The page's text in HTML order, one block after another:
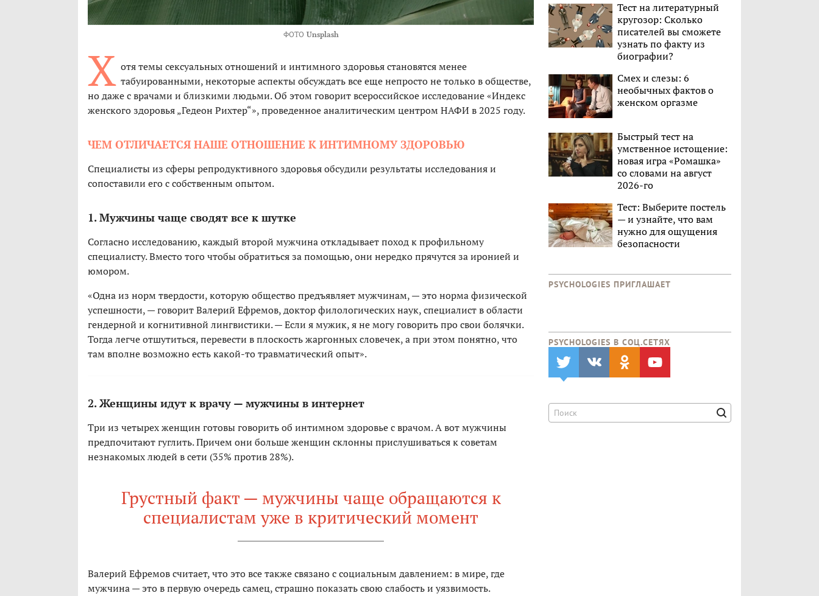
ФОТО Unsplash
Х отя темы сексуальных отношений и интимного здоровья становятся менее
табуированными, некоторые аспекты обсуждать все еще непросто не только в обществе,
но даже с врачами и близкими людьми. Об этом говорит всероссийское исследование «Индекс
женского здоровья „Гедеон Рихтер“», проведенное аналитическим центром НАФИ в 2025 году.
ЧЕМ ОТЛИЧАЕТСЯ НАШЕ ОТНОШЕНИЕ К ИНТИМНОМУ ЗДОРОВЬЮ
Специалисты из сферы репродуктивного здоровья обсудили результаты исследования и
сопоставили его с собственным опытом.
1. Мужчины чаще сводят все к шутке
Согласно исследованию, каждый второй мужчина откладывает поход к профильному
специалисту. Вместо того чтобы обратиться за помощью, они нередко прячутся за иронией и
юмором.
«Одна из норм твердости, которую общество предъявляет мужчинам, — это норма физической
успешности, — говорит Валерий Ефремов, доктор филологических наук, специалист в области
гендерной и когнитивной лингвистики. — Если я мужик, я не могу говорить про свои болячки.
Тогда легче отшутиться, перевести в плоскость жаргонных словечек, а при этом понятно, что
там вполне возможно есть какой-то травматический опыт».
2. Женщины идут к врачу — мужчины в интернет
Три из четырех женщин готовы говорить об интимном здоровье с врачом. А вот мужчины
предпочитают гуглить. Причем они больше женщин склонны прислушиваться к советам
незнакомых людей в сети (35% против 28%).
Грустный факт — мужчины чаще обращаются к
специалистам уже в критический момент
Валерий Ефремов считает, что это все также связано с социальным давлением: в мире, где
мужчина — это в первую очередь самец, страшно показать свою слабость и уязвимость.
Тест на литературный
кругозор: Сколько
писателей вы сможете
узнать по факту из
биографии?
Смех и слезы: 6
необычных фактов о
женском оргазме
Быстрый тест на
умственное истощение:
новая игра «Ромашка»
со словами на август
2026-го
Тест: Выберите постель
— и узнайте, что вам
нужно для ощущения
безопасности
PSYCHOLOGIES ПРИГЛАШАЕТ
PSYCHOLOGIES В CОЦ.СЕТЯХ